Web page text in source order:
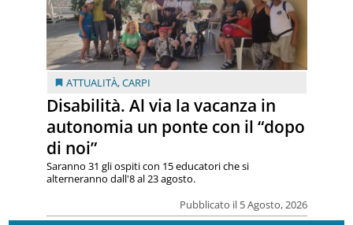
ATTUALITÀ,CARPI
Disabilità. Al via la vacanza in
autonomia un ponte con il “dopo
di noi”
Pubblicato il 5 Agosto, 2026
Saranno 31 gli ospiti con 15 educatori che si
alterneranno dall'8 al 23 agosto.